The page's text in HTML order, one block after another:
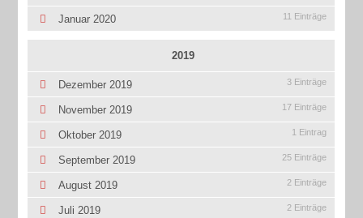
Januar 2020 11 Einträge
2019
Dezember 2019 3 Einträge
November 2019 17 Einträge
Oktober 2019 1 Eintrag
September 2019 25 Einträge
August 2019 2 Einträge
Juli 2019 2 Einträge